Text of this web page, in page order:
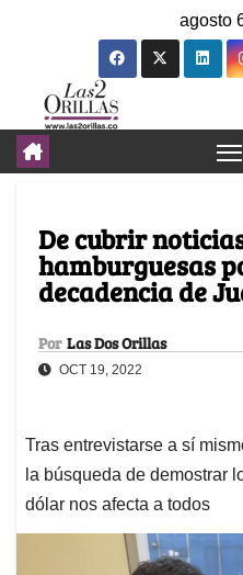
agosto
De cubrir
hamburguesas
decadencia de
Por Las Dos Orillas
OCT 19, 2022
Tras entrevistarse a sí
la búsqueda de demostrar
dólar nos afecta a todos